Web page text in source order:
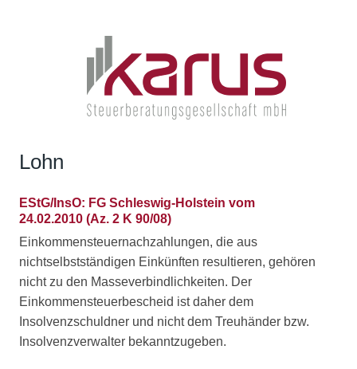
Lohn
EStG/InsO: FG Schleswig-Holstein vom
24.02.2010 (Az. 2 K 90/08)
Einkommensteuernachzahlungen, die aus
nichtselbstständigen Einkünften resultieren, gehören
nicht zu den Masseverbindlichkeiten. Der
Einkommensteuerbescheid ist daher dem
Insolvenzschuldner und nicht dem Treuhänder bzw.
Insolvenzverwalter bekanntzugeben.